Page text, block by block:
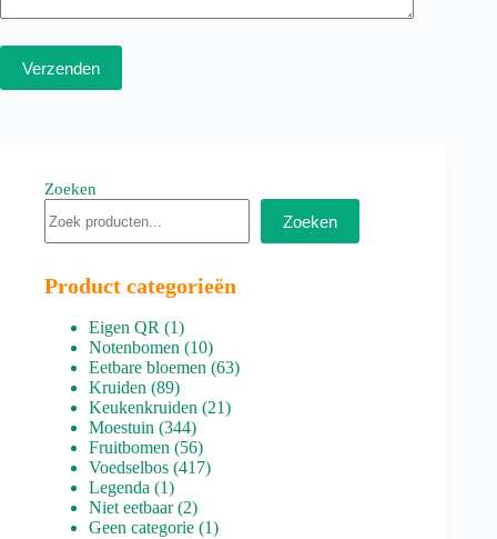
Verzenden
Zoeken
Zoeken
Product categorieën
Eigen QR 11
product
Notenbomen 1010
producten
Eetbare bloemen 6363
Kruiden 8989
producten
Keukenkruiden 2121
Moestuin 344344
producten
Fruitbomen 5656
producten
Voedselbos 417417
Legenda 11
product
Niet eetbaar 22
producten
Geen categorie 11